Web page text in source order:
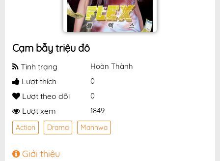
Cạm bẫy triệu đô
Tình trạng Hoàn Thành
Lượt thích 0
Lượt theo dõi 0
Lượt xem 1849
Action Drama Manhwa
Giới thiệu